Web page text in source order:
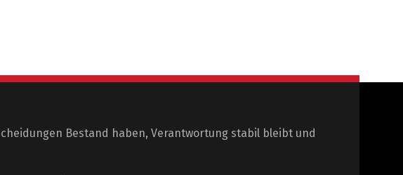
Bestand haben, Verantwortung stabil bleibt und